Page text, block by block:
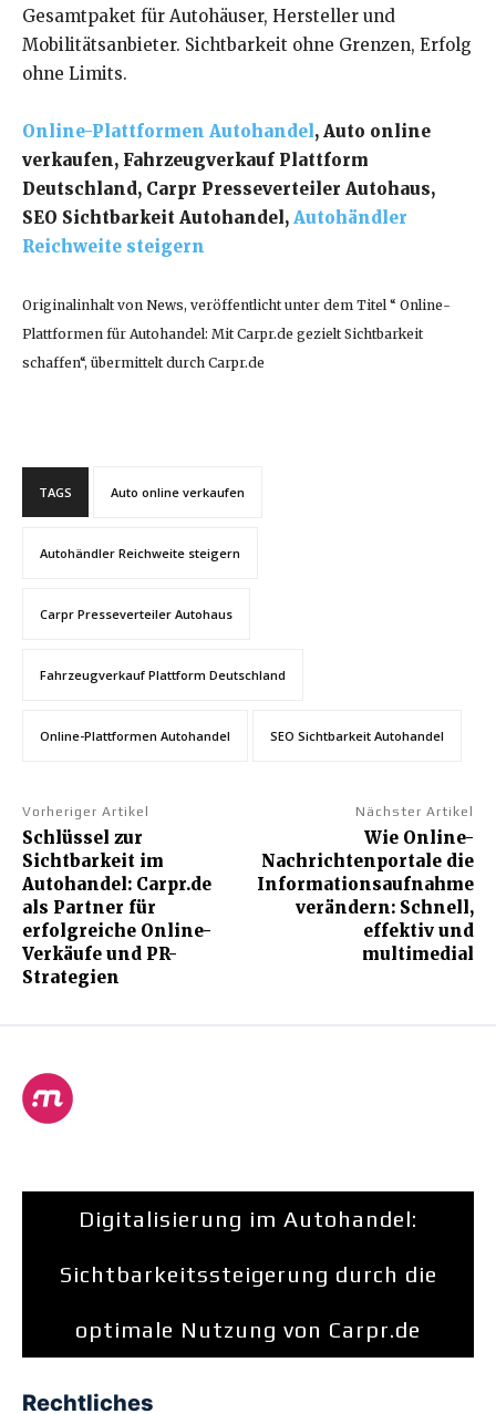
Gesamtpaket für Autohäuser, Hersteller und
Mobilitätsanbieter. Sichtbarkeit ohne Grenzen, Erfolg
ohne Limits.
Online-Plattformen Autohandel, Auto online
verkaufen, Fahrzeugverkauf Plattform
Deutschland, Carpr Presseverteiler Autohaus,
SEO Sichtbarkeit Autohandel, Autohändler
Reichweite steigern
Originalinhalt von News, veröffentlicht unter dem Titel “ Online-
Plattformen für Autohandel: Mit Carpr.de gezielt Sichtbarkeit
schaffen“, übermittelt durch Carpr.de
TAGS Auto online verkaufen
Autohändler Reichweite steigern
Carpr Presseverteiler Autohaus
Fahrzeugverkauf Plattform Deutschland
Online-Plattformen Autohandel SEO Sichtbarkeit Autohandel
Vorheriger Artikel
Schlüssel zur
Sichtbarkeit im
Autohandel: Carpr.de
als Partner für
erfolgreiche Online-
Verkäufe und PR-
Strategien
Nächster Artikel
Wie Online-
Nachrichtenportale die
Informationsaufnahme
verändern: Schnell,
effektiv und
multimedial
Digitalisierung im Autohandel:
Sichtbarkeitssteigerung durch die
optimale Nutzung von Carpr.de
Rechtliches